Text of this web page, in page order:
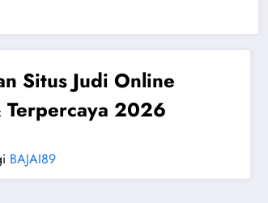
Situs Judi Online
Terpercaya 2026
BAJAI89